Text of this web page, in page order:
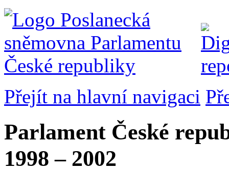
Přejít na hlavní navigaci
Parlament České
1998 – 2002